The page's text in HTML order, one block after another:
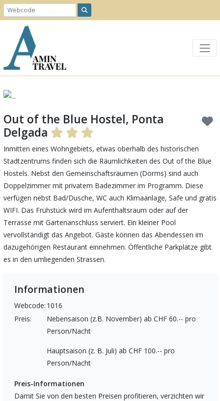
Out of the Blue Hostel, Ponta
Delgada
Inmitten eines Wohngebiets, etwas oberhalb des historischen
Stadtzentrums finden sich die Räumlichkeiten des Out of the Blue
Hostels. Nebst den Gemeinschaftsräumen (Dorms) sind auch
Doppelzimmer mit privatem Badezimmer im Programm. Diese
verfügen nebst Bad/Dusche, WC auch Klimaanlage, Safe und gratis
WIFI. Das Frühstück wird im Aufenthaltsraum oder auf der
Terrasse mit Gartenanschluss serviert. Ein kleiner Pool
vervollständigt das Angebot. Gäste können das Abendessen im
dazugehörigen Restaurant einnehmen. Öffentliche Parkplätze gibt
es in den umliegenden Strassen.
Informationen
Webcode: 1016
Preis:
Nebensaison (z.B. November) ab CHF 60.-- pro
Person/Nacht
Hauptsaison (z. B. Juli) ab CHF 100.-- pro
Person/Nacht
Preis-Informationen
Damit Sie von den besten Preisen profitieren, verzichten wir